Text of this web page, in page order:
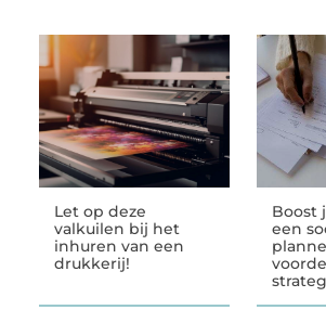
Let op deze
valkuilen bij het
inhuren van een
drukkerij!
Boost
een